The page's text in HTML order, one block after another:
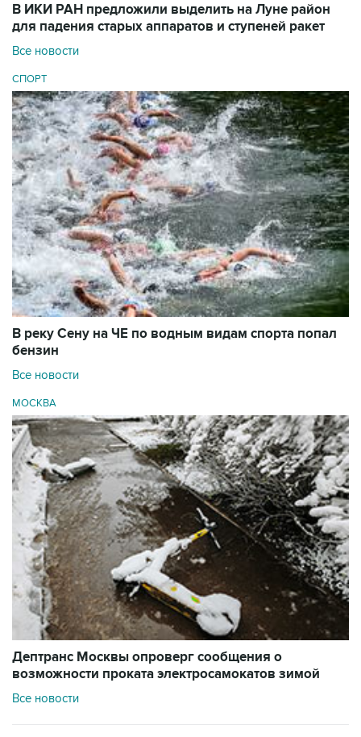
В ИКИ РАН предложили выделить на Луне район
для падения старых аппаратов и ступеней ракет
Все новости
СПОРТ
В реку Сену на ЧЕ по водным видам спорта попал
бензин
Все новости
МОСКВА
Дептранс Москвы опроверг сообщения о
возможности проката электросамокатов зимой
Все новости